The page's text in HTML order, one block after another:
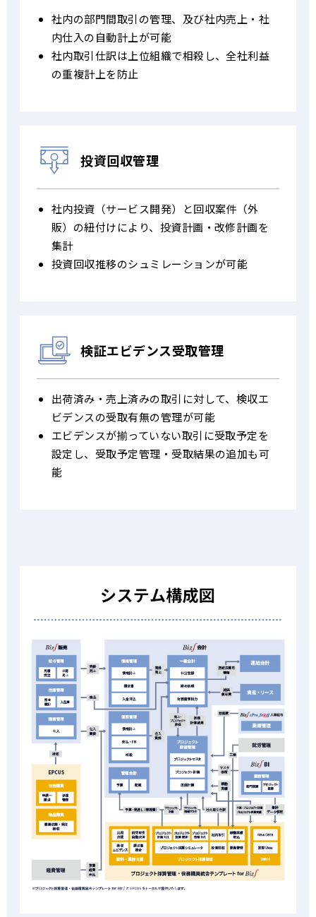
社内の部門間取引の管理、及び社内売上・社
内仕入の自動計上が可能
社内取引仕訳は上位組織で相殺し、全社利益
の重複計上を防止
投資回収管理
社内投資（サービス開発）と回収案件（外
販）の紐付けにより、投資計画・改修計画を
集計
投資回収推移のシュミレーションが可能
検証エビデンス受取管理
出荷済み・売上済みの取引に対して、検収エ
ビデンスの受取有無の管理が可能
エビデンスが揃っていない取引に受取予定を
設定し、受取予定管理・受取結果の追加も可
能